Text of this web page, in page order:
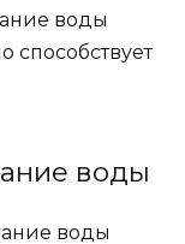
воды
способствует
воды
воды